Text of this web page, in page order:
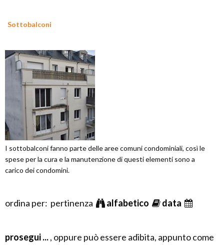
Sottobalconi
I sottobalconi fanno parte delle aree comuni condominiali, così le
spese per la cura e la manutenzione di questi elementi sono a
carico dei condomini.
ordina per: pertinenza alfabetico data
prosegui ..., oppure può essere adibita, appunto come